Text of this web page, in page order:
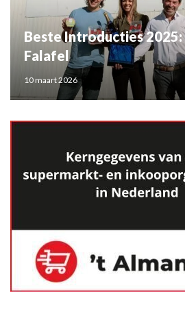
Beste Introducties 2025:
Falafel
10 maart 2026